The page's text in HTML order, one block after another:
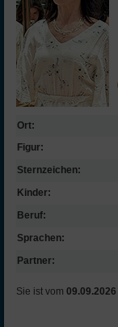
Ort:
Figur:
Sternzeichen:
Kinder:
Beruf:
Sprachen:
Partner:
Sie ist vom 09.09.2026